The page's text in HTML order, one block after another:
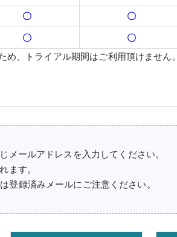
〇 〇
〇 〇
め、トライアル期間はご利用頂けません。
メールアドレスを入力してください。
ます。
登録済みメールにご注意ください。